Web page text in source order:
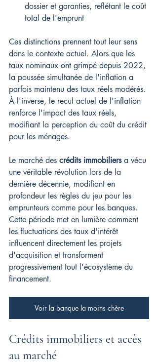
dossier et garanties, reflétant le coût
total de l'emprunt
Ces distinctions prennent tout leur sens
dans le contexte actuel. Alors que les
taux nominaux ont grimpé depuis 2022,
la poussée simultanée de l'inflation a
parfois maintenu des taux réels modérés.
À l'inverse, le recul actuel de l'inflation
renforce l'impact des taux réels,
modifiant la perception du coût du crédit
pour les ménages.
Le marché des crédits immobiliers a vécu
une véritable révolution lors de la
dernière décennie, modifiant en
profondeur les règles du jeu pour les
emprunteurs comme pour les banques.
Cette période met en lumière comment
les fluctuations des taux d'intérêt
influencent directement les projets
d'acquisition et transforment
progressivement tout l'écosystème du
financement.
Voir la banque la moins chère
Crédits immobiliers et accès
au marché